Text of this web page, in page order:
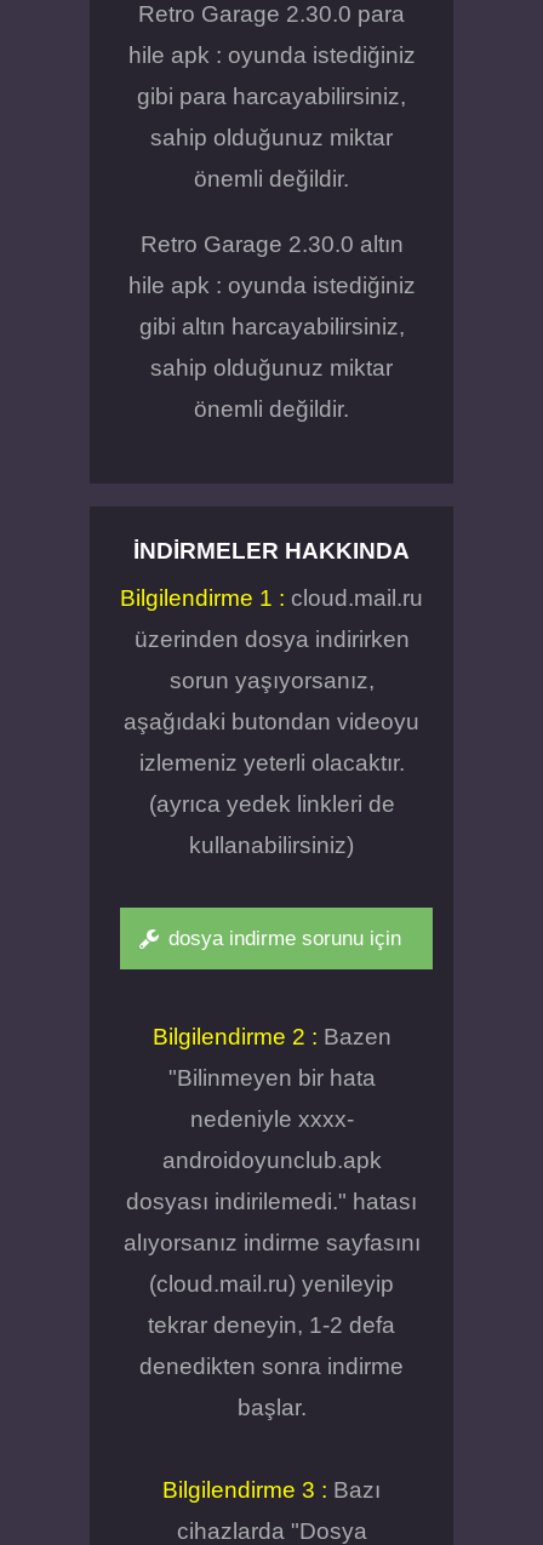
Retro Garage 2.30.0 para
hile apk : oyunda istediğiniz
gibi para harcayabilirsiniz,
sahip olduğunuz miktar
önemli değildir.
Retro Garage 2.30.0 altın
hile apk : oyunda istediğiniz
gibi altın harcayabilirsiniz,
sahip olduğunuz miktar
önemli değildir.
İNDIRMELER HAKKINDA
Bilgilendirme 1 : cloud.mail.ru
üzerinden dosya indirirken
sorun yaşıyorsanız,
aşağıdaki butondan videoyu
izlemeniz yeterli olacaktır.
(ayrıca yedek linkleri de
kullanabilirsiniz)
dosya indirme sorunu için
Bilgilendirme 2 : Bazen
"Bilinmeyen bir hata
nedeniyle xxxx-
androidoyunclub.apk
dosyası indirilemedi." hatası
alıyorsanız indirme sayfasını
(cloud.mail.ru) yenileyip
tekrar deneyin, 1-2 defa
denedikten sonra indirme
başlar.
Bilgilendirme 3 : Bazı
cihazlarda "Dosya